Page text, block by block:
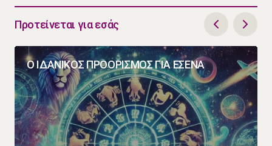
Προτείνεται για εσάς
Ο ΙΔΑΝΙΚΟΣ ΠΡΟΟΡΙΣΜΟΣ ΓΙΑ ΕΣΕΝΑ